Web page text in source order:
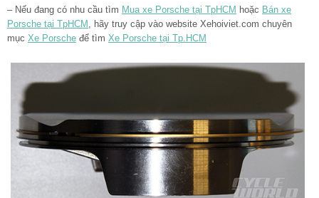
– Nếu đang có nhu cầu tìm Mua xe Porsche tại TpHCM hoặc Bán xe
Porsche tại TpHCM , hãy truy cập vào website Xehoiviet.com chuyên
mục Xe Porsche để tìm Xe Porsche tại Tp.HCM